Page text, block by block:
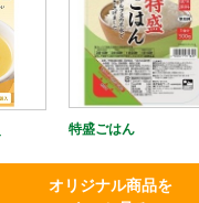
特盛ごはん
オリジナル商品を